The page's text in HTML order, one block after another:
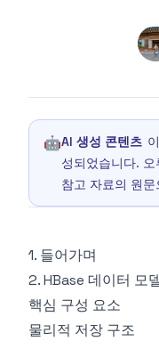
🤖AI 생성 콘텐츠
성되었습니다.
참고 자료의 원
1. 들어가며
2. HBase 데이터 모
핵심 구성 요소
물리적 저장 구조